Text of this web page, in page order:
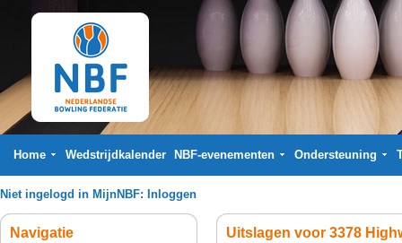
Home Wedstrijdkalender NBF-evenementen Ondersteuning
Niet ingelogd in MijnNBF: Inloggen
Navigatie Uitslagen voor 3378